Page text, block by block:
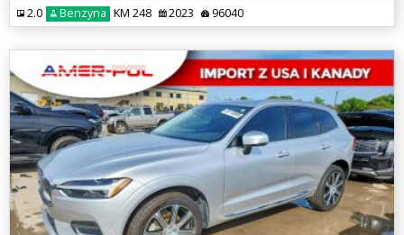
2.0 Benzyna KM 248 2023 96040